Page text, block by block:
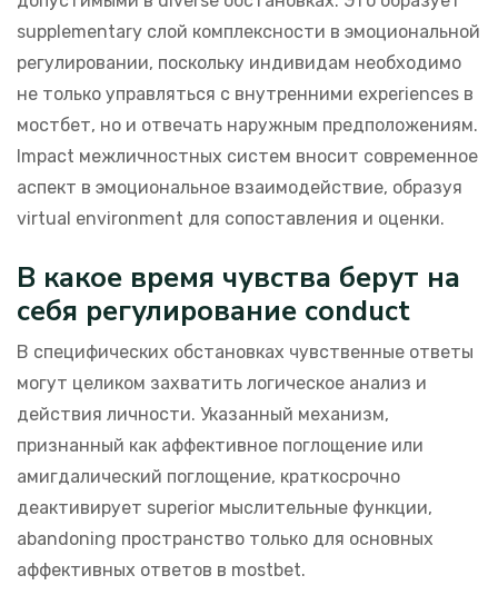
supplementary слой комплексности в эмоциональной
регулировании, поскольку индивидам необходимо
не только управляться с внутренними experiences в
мостбет, но и отвечать наружным предположениям.
Impact межличностных систем вносит современное
аспект в эмоциональное взаимодействие, образуя
virtual environment для сопоставления и оценки.
В какое время чувства берут на
себя регулирование conduct
В специфических обстановках чувственные ответы
могут целиком захватить логическое анализ и
действия личности. Указанный механизм,
признанный как аффективное поглощение или
амигдалический поглощение, краткосрочно
деактивирует superior мыслительные функции,
abandoning пространство только для основных
аффективных ответов в mostbet.